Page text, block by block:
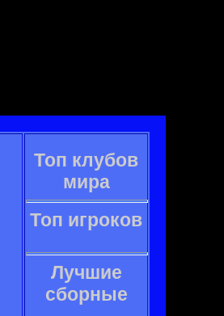
Топ клубов
мира
Топ игроков
Лучшие
сборные